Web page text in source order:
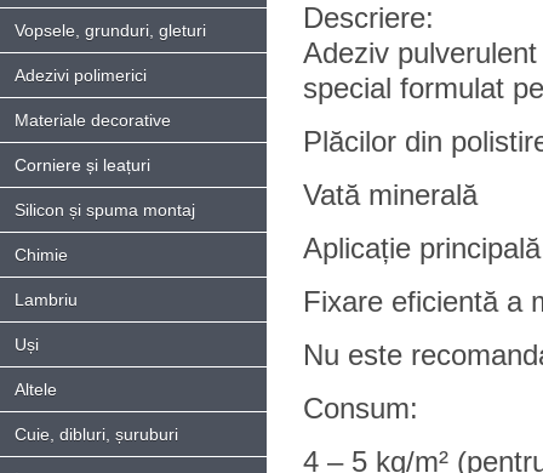
Vopsele, grunduri, gleturi
Adezivi polimerici
Materiale decorative
Corniere și leațuri
Silicon și spuma montaj
Chimie
Lambriu
Uși
Altele
Cuie, dibluri, șuruburi
Descriere:
Adeziv
special formulat
Plăcilor din
Vată minerală
Aplicație
Fixare eficientă a
Nu este
Consum:
4 – 5 kg/m²